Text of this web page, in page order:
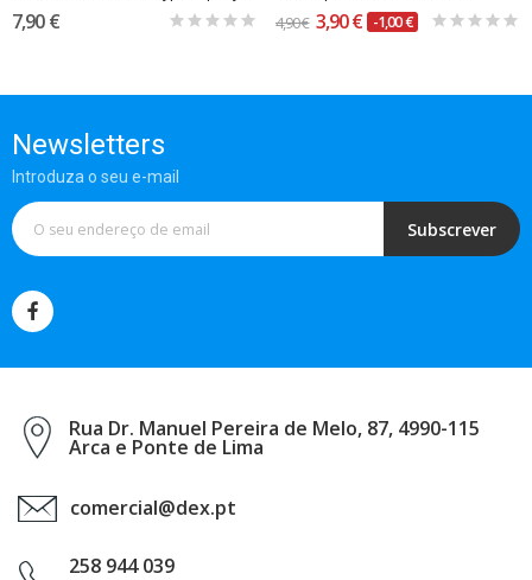
7,90 € 4,90 € 3,90 € -1,00 €
Newsletters
Introduza o seu e-mail
Subscrever
Rua Dr. Manuel Pereira de Melo, 87, 4990-115
Arca e Ponte de Lima
comercial@dex.pt
258 944 039